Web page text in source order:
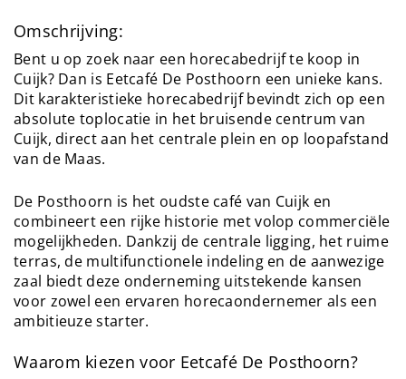
Omschrijving:
Bent u op zoek naar een horecabedrijf te koop in
Cuijk? Dan is Eetcafé De Posthoorn een unieke kans.
Dit karakteristieke horecabedrijf bevindt zich op een
absolute toplocatie in het bruisende centrum van
Cuijk, direct aan het centrale plein en op loopafstand
van de Maas.
De Posthoorn is het oudste café van Cuijk en
combineert een rijke historie met volop commerciële
mogelijkheden. Dankzij de centrale ligging, het ruime
terras, de multifunctionele indeling en de aanwezige
zaal biedt deze onderneming uitstekende kansen
voor zowel een ervaren horecaondernemer als een
ambitieuze starter.
Waarom kiezen voor Eetcafé De Posthoorn?